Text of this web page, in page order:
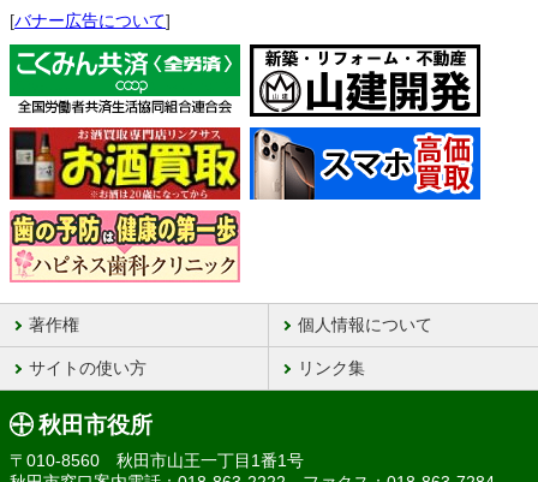
[バナー広告について]
著作権 個人情報について
サイトの使い方 リンク集
秋田市役所
〒010-8560 秋田市山王一丁目1番1号